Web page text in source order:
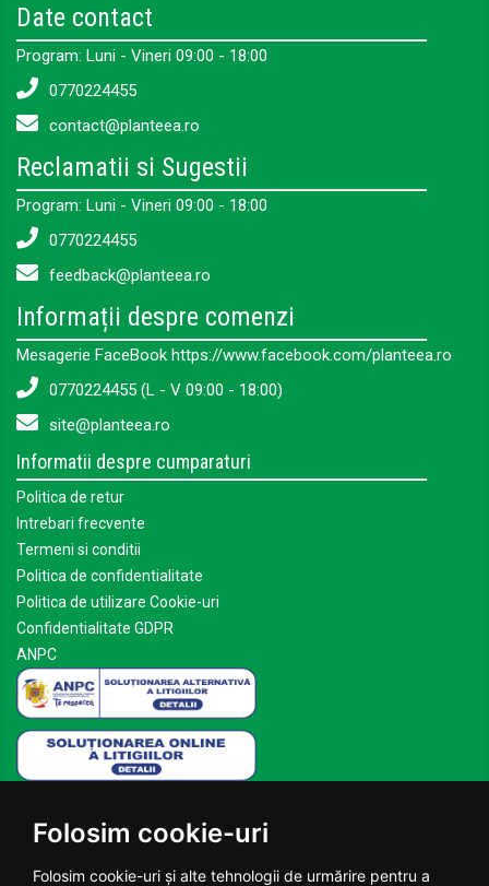
Folosim cookie-uri
Folosim cookie-uri și alte tehnologii de urmărire pentru a
Date contact
Program: Luni - Vineri 09:00 - 18:00
0770224455
contact@planteea.ro
Reclamatii si Sugestii
Program: Luni - Vineri 09:00 - 18:00
0770224455
feedback@planteea.ro
Informații despre comenzi
Mesagerie FaceBook https://www.facebook.com/planteea.ro
0770224455 (L - V 09:00 - 18:00)
site@planteea.ro
Informatii despre cumparaturi
Politica de retur
Intrebari frecvente
Termeni si conditii
Politica de confidentialitate
Politica de utilizare Cookie-uri
Confidentialitate GDPR
ANPC
Acasa
Despre noi